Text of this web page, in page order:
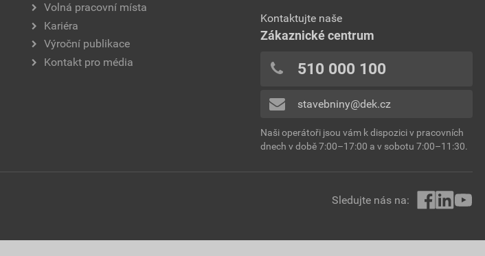
Volná pracovní místa
Kariéra
Výroční publikace
Kontakt pro média
Kontaktujte naše
Zákaznické centrum
510 000 100
stavebniny@dek.cz
Naši operátoři jsou vám k dispozici v pracovních
dnech v době 7:00–17:00 a v sobotu 7:00–11:30.
Sledujte nás na: